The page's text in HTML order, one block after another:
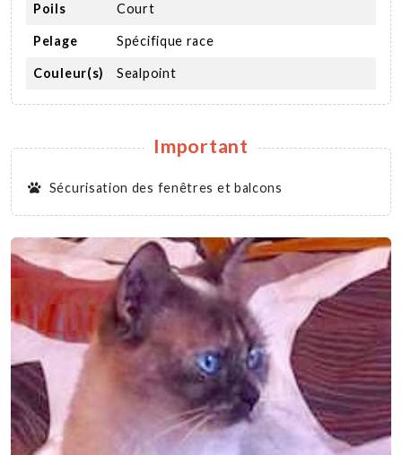
Poils Court
Pelage Spécifique race
Couleur(s) Sealpoint
Important
Sécurisation des fenêtres et balcons